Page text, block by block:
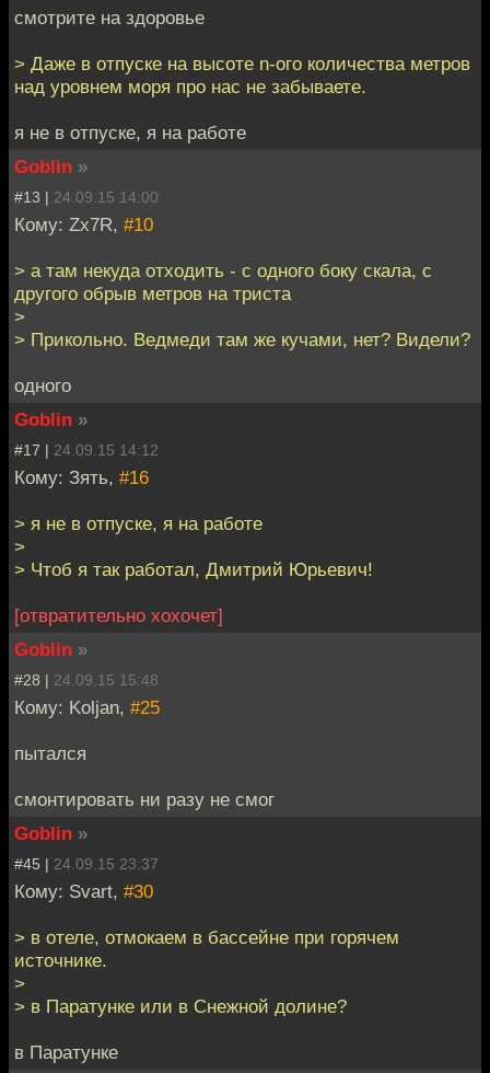
смотрите на здоровье
> Даже в отпуске на высоте n-ого количества метров
над уровнем моря про нас не забываете.
я не в отпуске, я на работе
Goblin »
#13 | 24.09.15 14:00
Кому: Zx7R, #10
> а там некуда отходить - с одного боку скала, с
другого обрыв метров на триста
>
> Прикольно. Ведмеди там же кучами, нет? Видели?
одного
Goblin »
#17 | 24.09.15 14:12
Кому: Зять, #16
> я не в отпуске, я на работе
>
> Чтоб я так работал, Дмитрий Юрьевич!
[отвратительно хохочет]
Goblin »
#28 | 24.09.15 15:48
Кому: Koljan, #25
пытался
смонтировать ни разу не смог
Goblin »
#45 | 24.09.15 23:37
Кому: Svart, #30
> в отеле, отмокаем в бассейне при горячем
источнике.
>
> в Паратунке или в Снежной долине?
в Паратунке